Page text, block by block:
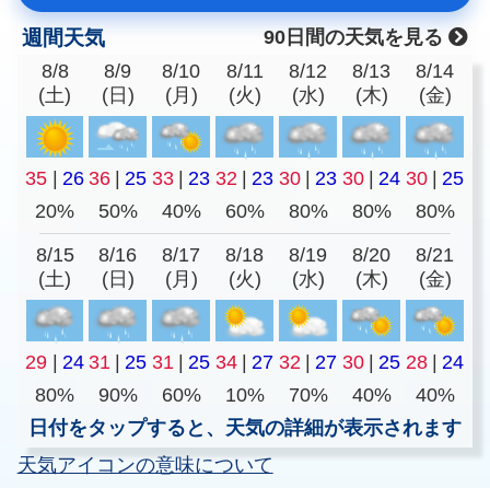
週間天気
90日間の天気を見る
8/8
(土)
8/9
(日)
8/10
(月)
8/11
(火)
8/12
(水)
8/13
(木)
8/14
(金)
35 | 26 36 | 25 33 | 23 32 | 23 30 | 23 30 | 24 30 | 25
20%
50% 40% 60% 80% 80% 80%
8/15
(土)
8/16
(日)
8/17
(月)
8/18
(火)
8/19
(水)
8/20
(木)
8/21
(金)
29 24 31 25 31 25 34 27 32 27 30 25 28
24
80%
90% 60% 10% 70% 40%
40%
日付をタップすると、天気の詳細が表示されます
天気アイコンの意味について